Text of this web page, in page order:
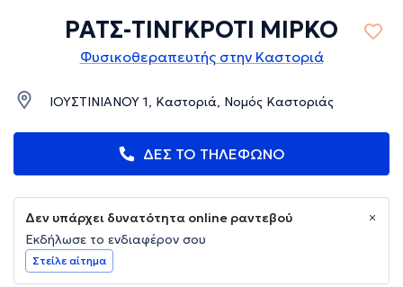
ΡΑΤΣ-ΤΙΝΓΚΡΟΤΙ ΜΙΡΚΟ
Φυσικοθεραπευτής στην Καστοριά
ΙΟΥΣΤΙΝΙΑΝΟΥ 1, Καστοριά, Νομός Καστοριάς
ΔΕΣ ΤΟ ΤΗΛΕΦΩΝΟ
Δεν υπάρχει δυνατότητα online ραντεβού
Εκδήλωσε το ενδιαφέρον σου
Στείλε αίτημα